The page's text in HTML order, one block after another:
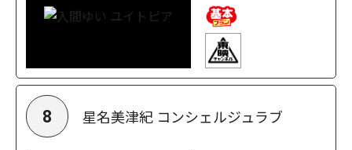
8 星名美津紀 コンシェルジュラブ